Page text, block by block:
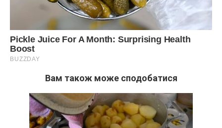
Вам також може сподобатися